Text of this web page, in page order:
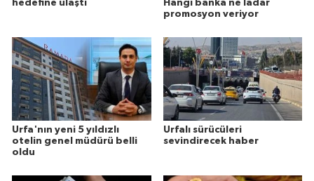
hedefine ulaştı
Hangi banka ne ladar
promosyon veriyor
Urfa'nın yeni 5 yıldızlı
otelin genel müdürü belli
oldu
Urfalı sürücüleri
sevindirecek haber